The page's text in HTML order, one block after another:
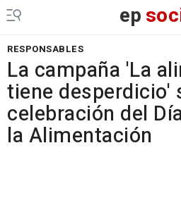
ep
RESPONSABLES
La campaña 'La
tiene desperdicio'
celebración del
la Alimentación